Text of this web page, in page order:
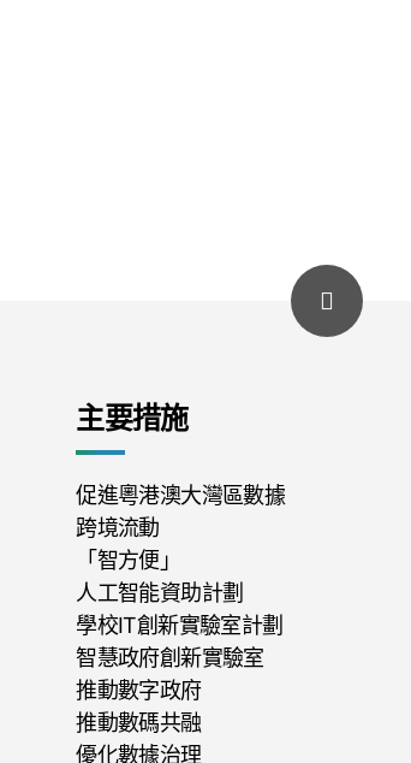
主要措施
促進粵港澳大灣區數據
跨境流動
「智方便」
人工智能資助計劃
學校IT創新實驗室計劃
智慧政府創新實驗室
推動數字政府
推動數碼共融
優化數據治理